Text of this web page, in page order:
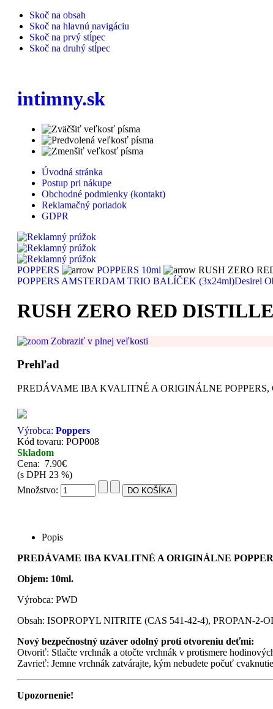
Skoč na obsah
Skoč na hlavnú navigáciu
Skoč na prvý stĺpec
Skoč na druhý stĺpec
intimny.sk
Úvodná stránka
Postup pri nákupe
Obchodné podmienky (kontakt)
Reklamačný poriadok
GDPR
POPPERS POPPERS 10ml
RUSH ZERO
POPPERS AMSTERDAM TRIO BALÍČEK (3x24ml)Desirel
RUSH ZERO RED
Zobraziť v plnej veľkosti
Prehľad
PREDÁVAME IBA KVALITNÉ A ORIGINÁLNE
Výrobca: Poppers
Kód tovaru: POP008
Skladom
Cena: 7.90€
(s DPH 23 %)
Množstvo:
Popis
PREDÁVAME IBA KVALITNÉ A ORIGINÁLNE
Objem: 10ml.
Výrobca: PWD
Obsah: ISOPROPYL NITRITE (CAS 541-42-4), PROPAN-
Nový bezpečnostný uzáver odolný proti otvoreniu deťmi:
Otvoriť: Stlačte vrchnák a otočte vrchnák v protismere
Zavrieť: Jemne vrchnák zatvárajte, kým nebudete počuť
Upozornenie!